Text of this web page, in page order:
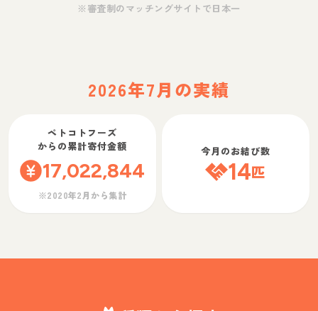
※審査制のマッチングサイトで日本一
2026年7月の実績
ペトコトフーズ
からの累計寄付金額
17,022,844
※2020年2月から集計
今月のお結び数
14匹